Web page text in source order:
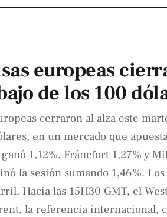
europeas
de los 100
cerraron al alza este
en un mercado que
1,12%, Fráncfort 1,27% y
la sesión sumando 1,46%.
Hacia las 15H30 GMT, el
la referencia internacional,